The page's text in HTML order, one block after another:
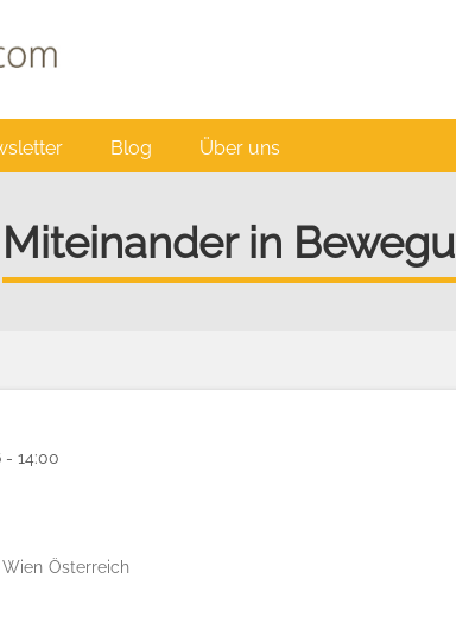
Blog Über uns
Miteinander in
- 14:00
Wien Österreich